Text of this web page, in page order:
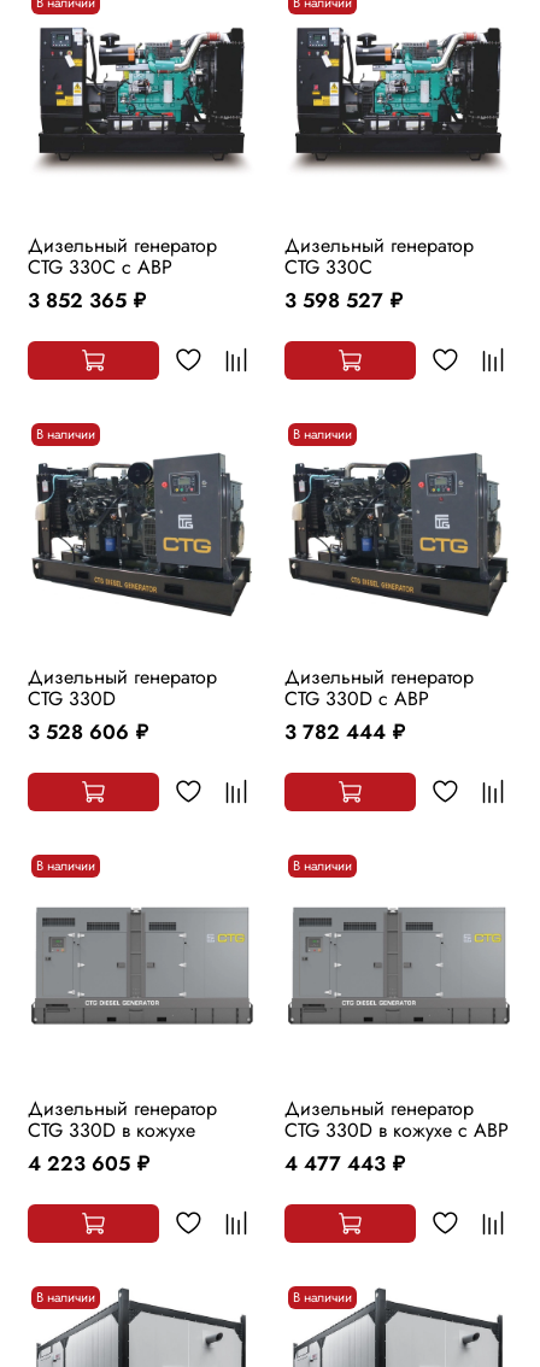
Дизельный генератор
CTG 330C с АВР
3 852 365 руб.
Дизельный генератор
CTG 330C
3 598 527 руб.
В наличии
Дизельный генератор
CTG 330D
3 528 606 руб.
В наличии
Дизельный генератор
CTG 330D с АВР
3 782 444 руб.
В наличии
Дизельный генератор
CTG 330D в кожухе
4 223 605 руб.
В наличии
Дизельный генератор
CTG 330D в кожухе с АВР
4 477 443 руб.
В наличии В наличии